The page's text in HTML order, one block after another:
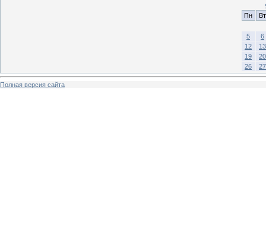
Пн
Вт
5
6
12
13
19
20
26
27
Полная версия сайта